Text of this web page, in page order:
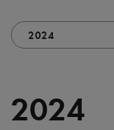
2024